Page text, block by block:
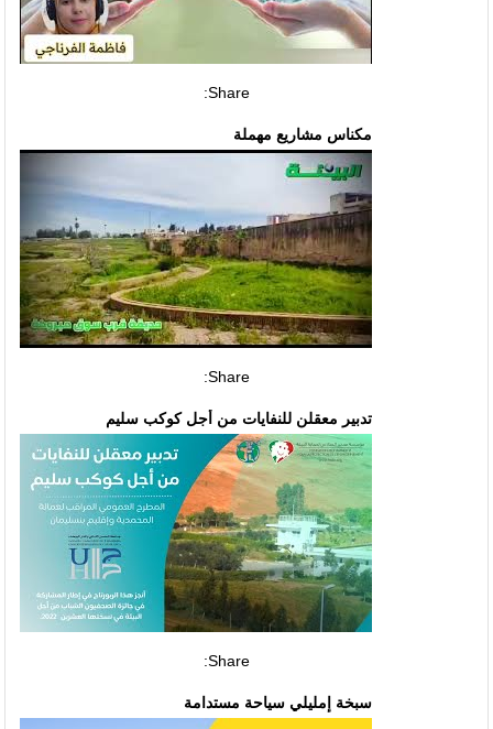
Share:
مكناس مشاريع مهملة
Share:
تدبير معقلن للنفايات من أجل كوكب سليم
Share:
سبخة إمليلي سياحة مستدامة